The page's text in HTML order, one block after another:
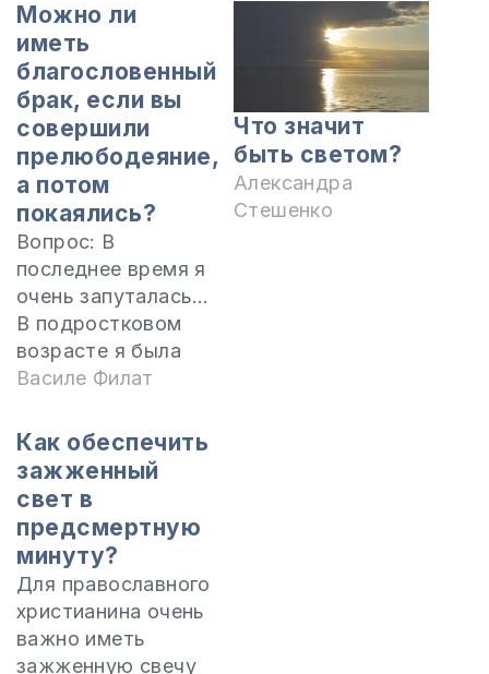
Можно ли
иметь
благословенный
брак, если вы
совершили
прелюбодеяние,
а потом
покаялись?
Вопрос: В
последнее время я
очень запуталась…
В подростковом
возрасте я была
далека от Бога,
отношения с
одним парнем
и я, но у нас были и
полгода интимные
отношения, мне
казалось, что это
пустяк, но мое
духовное
Василе Филат
Что значит
быть светом?
Александра
Стешенко
Как обеспечить
зажженный
свет в
предсмертную
минуту?
Для православного
христианина очень
важно иметь
зажженную свечу